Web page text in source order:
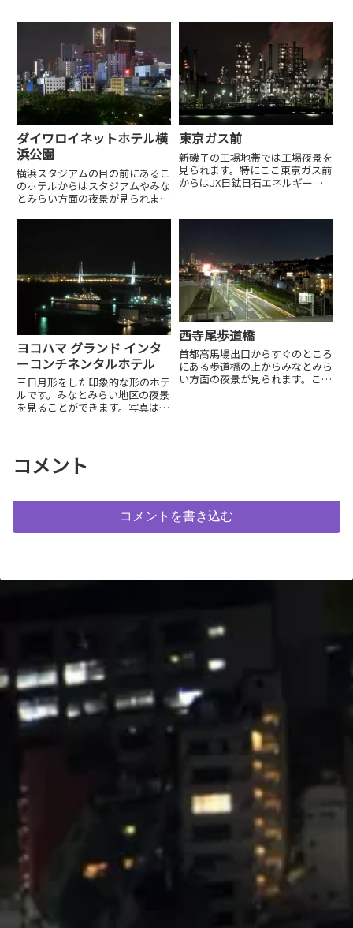
ダイワロイネットホテル横
浜公園
横浜スタジアムの目の前にあるこ
のホテルからはスタジアムやみな
とみらい方面の夜景が見られま
で横浜観光の際には便利です。
東京ガス前
新磯子の工場地帯では工場夜景を
見られます。特にここ東京ガス前
からはJX日鉱日石エネルギーの
ヨコハマ グランド インタ
ーコンチネンタルホテル
三日月形をした印象的な形のホテ
ルです。みなとみらい地区の夜景
を見ることができます。写真はホ
西寺尾歩道橋
首都高馬場出口からすぐのところ
にある歩道橋の上からみなとみら
い方面の夜景が見られます。この
コメント
コメントを書き込む